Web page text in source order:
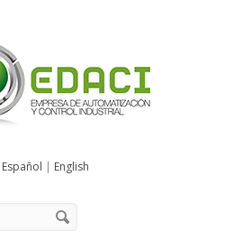
Español | English